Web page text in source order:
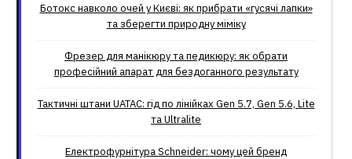
Ботокс навколо очей у Києві: як прибрати «гусячі лапки»
та зберегти природну міміку
Фрезер для манікюру та педикюру: як обрати
професійний апарат для бездоганного результату
Тактичні штани UATAC: гід по лінійках Gen 5.7, Gen 5.6, Lite
та Ultralite
Електрофурнітура Schneider: чому цей бренд